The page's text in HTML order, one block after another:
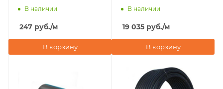
100 м)
В наличии
247 руб./м
В корзину
В наличии
19 035 руб./м
В корзину